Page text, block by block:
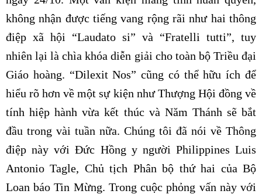
không nhận được tiếng vang rộng rãi như hai thông
điệp xã hội “Laudato si” và “Fratelli tutti”, tuy
nhiên lại là chìa khóa diễn giải cho toàn bộ Triều đại
Giáo hoàng. “Dilexit Nos” cũng có thể hữu ích để
hiểu rõ hơn về một sự kiện như Thượng Hội đồng về
tính hiệp hành vừa kết thúc và Năm Thánh sẽ bắt
đầu trong vài tuần nữa. Chúng tôi đã nói về Thông
điệp này với Đức Hồng y người Philippines Luis
Antonio Tagle, Chủ tịch Phân bộ thứ hai của Bộ
Loan báo Tin Mừng. Trong cuộc phỏng vấn này với